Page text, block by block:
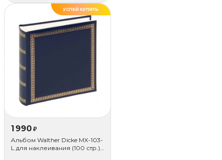
УСПЕЙ КУПИТЬ
1 990 ₽
Альбом Walther Dicke MX-103-
L для наклеивания (100 стр.),